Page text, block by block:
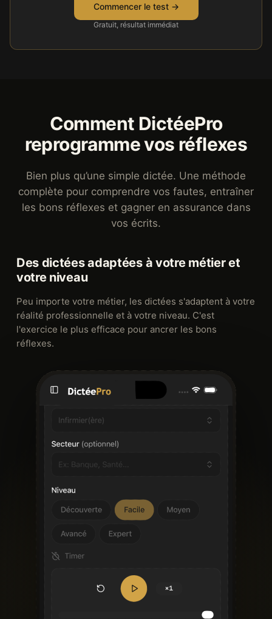
Commencer le test →
Gratuit, résultat immédiat
Comment DictéePro
reprogramme vos réflexes
Bien plus qu’une simple dictée. Une méthode
complète pour comprendre vos fautes, entraîner
les bons réflexes et gagner en assurance dans
vos écrits.
Des dictées adaptées à votre métier et
votre niveau
Peu importe votre métier, les dictées s'adaptent à votre
réalité professionnelle et à votre niveau. C'est
l'exercice le plus efficace pour ancrer les bons
réflexes.